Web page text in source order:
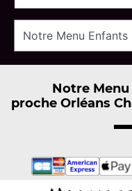
Notre
proche Orléans